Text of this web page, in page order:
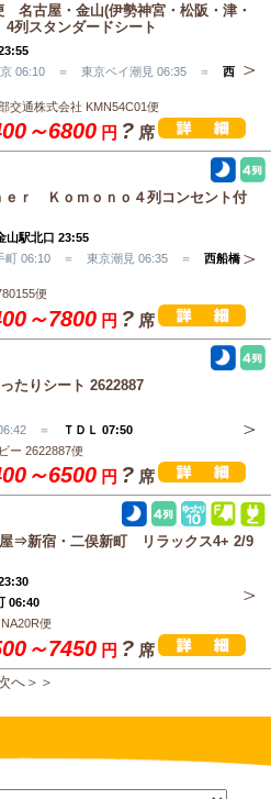
古屋・金山(伊勢神宮・松阪・津・
列スタンダードシート
06:10 ＝ 東京ベイ潮見 06:35 ＝ 西
交通株式会社 KMN54C01便
～6800 円 ? 席
ｅｒ Ｋｏｍｏｎｏ４列コンセント付
山駅北口 23:55
町 06:10 ＝ 東京潮見 06:35 ＝ 西船橋
便
～7800 円 ? 席
たりシート 2622887
＝
ＴＤＬ 07:50
ー 2622887便
～6500 円 ? 席
⇒新宿・二俣新町 リラックス4+ 2/9
06:40
便
～7450 円 ? 席
へ＞＞